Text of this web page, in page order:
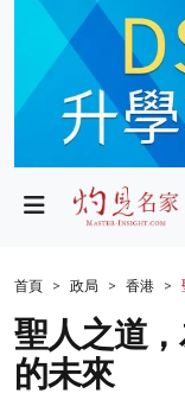
政局
財經
生活
健康
首頁 政局 香港
聖人之道
的未來